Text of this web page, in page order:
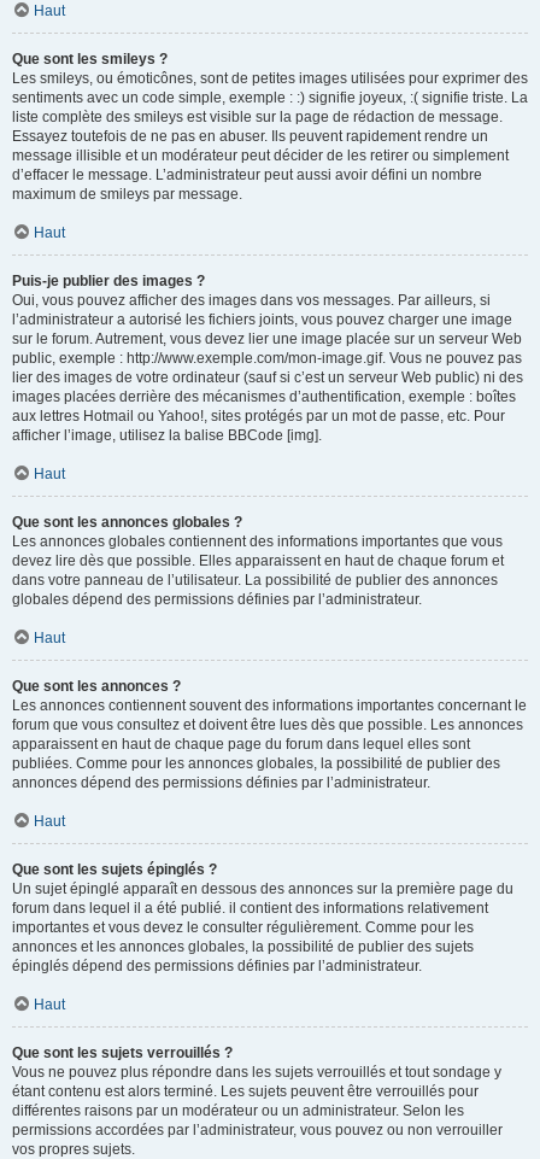
Haut
Que sont les smileys ?
Les smileys, ou émoticônes, sont de petites images utilisées pour exprimer des
sentiments avec un code simple, exemple : :) signifie joyeux, :( signifie triste. La
liste complète des smileys est visible sur la page de rédaction de message.
Essayez toutefois de ne pas en abuser. Ils peuvent rapidement rendre un
message illisible et un modérateur peut décider de les retirer ou simplement
d’effacer le message. L’administrateur peut aussi avoir défini un nombre
maximum de smileys par message.
Haut
Puis-je publier des images ?
Oui, vous pouvez afficher des images dans vos messages. Par ailleurs, si
l’administrateur a autorisé les fichiers joints, vous pouvez charger une image
sur le forum. Autrement, vous devez lier une image placée sur un serveur Web
public, exemple : http://www.exemple.com/mon-image.gif. Vous ne pouvez pas
lier des images de votre ordinateur (sauf si c’est un serveur Web public) ni des
images placées derrière des mécanismes d’authentification, exemple : boîtes
aux lettres Hotmail ou Yahoo!, sites protégés par un mot de passe, etc. Pour
afficher l’image, utilisez la balise BBCode [img].
Haut
Que sont les annonces globales ?
Les annonces globales contiennent des informations importantes que vous
devez lire dès que possible. Elles apparaissent en haut de chaque forum et
dans votre panneau de l’utilisateur. La possibilité de publier des annonces
globales dépend des permissions définies par l’administrateur.
Haut
Que sont les annonces ?
Les annonces contiennent souvent des informations importantes concernant le
forum que vous consultez et doivent être lues dès que possible. Les annonces
apparaissent en haut de chaque page du forum dans lequel elles sont
publiées. Comme pour les annonces globales, la possibilité de publier des
annonces dépend des permissions définies par l’administrateur.
Haut
Que sont les sujets épinglés ?
Un sujet épinglé apparaît en dessous des annonces sur la première page du
forum dans lequel il a été publié. il contient des informations relativement
importantes et vous devez le consulter régulièrement. Comme pour les
annonces et les annonces globales, la possibilité de publier des sujets
épinglés dépend des permissions définies par l’administrateur.
Haut
Que sont les sujets verrouillés ?
Vous ne pouvez plus répondre dans les sujets verrouillés et tout sondage y
étant contenu est alors terminé. Les sujets peuvent être verrouillés pour
différentes raisons par un modérateur ou un administrateur. Selon les
permissions accordées par l’administrateur, vous pouvez ou non verrouiller
vos propres sujets.